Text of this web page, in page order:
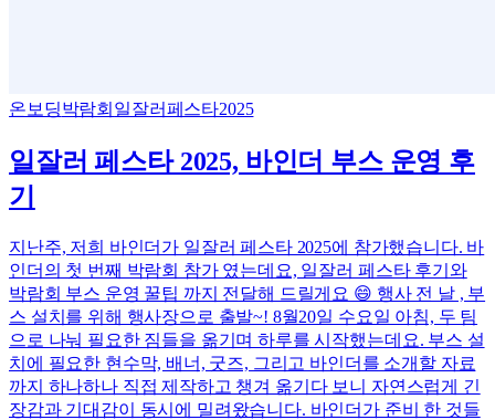
온보딩박람회 일잘러페스타2025
일잘러 페스타 2025, 바인더 부스 운영 후
기
지난주, 저희 바인더가 일잘러 페스타 2025에 참가했습니다. 바
인더의 첫 번째 박람회 참가 였는데요, 일잘러 페스타 후기와
박람회 부스 운영 꿀팁 까지 전달해 드릴게요 😄 행사 전 날 , 부
스 설치를 위해 행사장으로 출발~! 8월20일 수요일 아침, 두 팀
으로 나눠 필요한 짐들을 옮기며 하루를 시작했는데요. 부스 설
치에 필요한 현수막, 배너, 굿즈, 그리고 바인더를 소개할 자료
까지 하나하나 직접 제작하고 챙겨 옮기다 보니 자연스럽게 긴
장감과 기대감이 동시에 밀려왔습니다. 바인더가 준비 한 것들